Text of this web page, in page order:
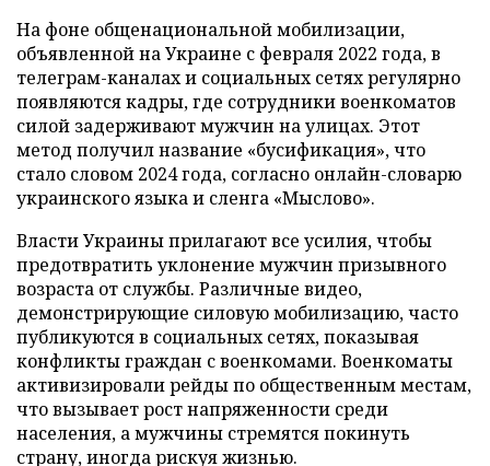
На фоне общенациональной мобилизации,
объявленной на Украине с февраля 2022 года, в
телеграм-каналах и социальных сетях регулярно
появляются кадры, где сотрудники военкоматов
силой задерживают мужчин на улицах. Этот
метод получил название «бусификация», что
стало словом 2024 года, согласно онлайн-словарю
украинского языка и сленга «Мыслово».
Власти Украины прилагают все усилия, чтобы
предотвратить уклонение мужчин призывного
возраста от службы. Различные видео,
демонстрирующие силовую мобилизацию, часто
публикуются в социальных сетях, показывая
конфликты граждан с военкомами. Военкоматы
активизировали рейды по общественным местам,
что вызывает рост напряженности среди
населения, а мужчины стремятся покинуть
страну, иногда рискуя жизнью.